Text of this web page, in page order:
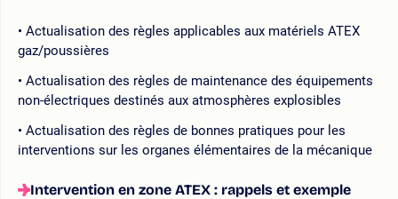
Actualisation des règles applicables aux matériels ATEX
gaz/poussières
Actualisation des règles de maintenance des équipements
non-électriques destinés aux atmosphères explosibles
Actualisation des règles de bonnes pratiques pour les
interventions sur les organes élémentaires de la mécanique
Intervention en zone ATEX : rappels et exemple